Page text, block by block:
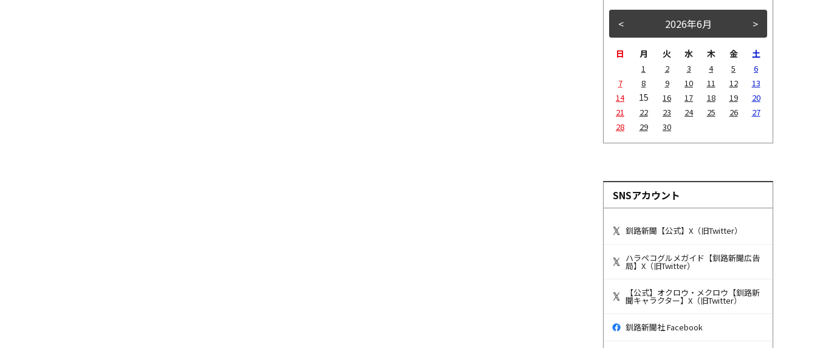
< >
2026年6月
日 月 火 水 木 金 土
1 2 3 4 5
6
7
8 9 10 11 12
13
14
15 16 17 18 19
20
21
22 23 24 25 26
27
28
29 30
SNSアカウント
釧路新聞【公式】X（旧Twitter）
ハラペコグルメガイド【釧路新聞広告
局】X（旧Twitter）
【公式】オクロウ・メクロウ【釧路新
聞キャラクター】X（旧Twitter）
釧路新聞社 Facebook